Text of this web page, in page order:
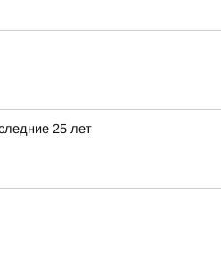
25 лет